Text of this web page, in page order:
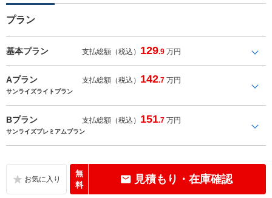
プラン
基本プラン 支払総額（税込） 129.9 万円
Aプラン 支払総額（税込） 142.7 万円
サンライズライトプラン
Bプラン 支払総額（税込） 151.7 万円
サンライズプレミアムプラン
無
料
見積もり・在庫確認